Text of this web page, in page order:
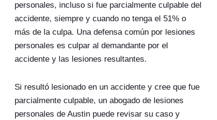
personales, incluso si fue parcialmente culpable del
accidente, siempre y cuando no tenga el 51% o
más de la culpa. Una defensa común por lesiones
personales es culpar al demandante por el
accidente y las lesiones resultantes.
Si resultó lesionado en un accidente y cree que fue
parcialmente culpable, un abogado de lesiones
personales de Austin puede revisar su caso y